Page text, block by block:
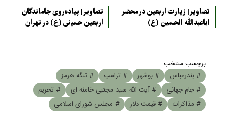
تصاویر| زیارت اربعین در محضر
اباعبدالله الحسین (ع)
تصاویر| پیاده‌روی جاماندگان
اربعین حسینی (ع) در تهران
برچسب منتخب
# بندرعباس
# بوشهر # ترامپ
# تنگه هرمز
# جام جهانی
# آیت الله سید مجتبی خامنه ای
# تحریم
# مذاکرات
# قیمت دلار # مجلس شورای اسلامی